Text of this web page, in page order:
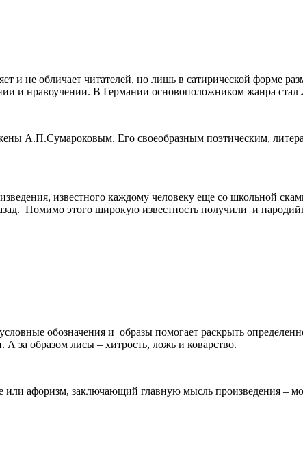
и не обличает читателей, но лишь в сатирической форме
и нравоучении. В Германии основоположником жанра
А.П.Сумароковым. Его своеобразным поэтическим,
известного каждому человеку еще со школьной
Помимо этого широкую известность получили и
обозначения и образы помогает раскрыть
А за образом лисы – хитрость, ложь и коварство.
афоризм, заключающий главную мысль произведения –